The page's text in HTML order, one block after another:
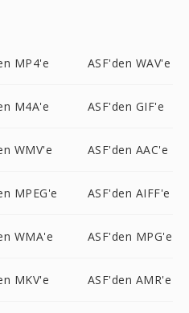
MP4'e ASF'den WAV'e
M4A'e ASF'den GIF'e
WMV'e ASF'den AAC'e
MPEG'e ASF'den AIFF'e
WMA'e ASF'den MPG'e
MKV'e ASF'den AMR'e